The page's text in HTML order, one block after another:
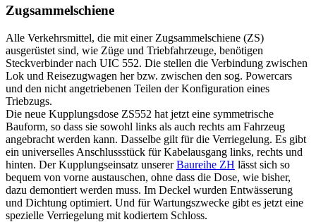
Zugsammelschiene
Alle Verkehrsmittel, die mit einer Zugsammelschiene (ZS)
ausgerüstet sind, wie Züge und Triebfahrzeuge, benötigen
Steckverbinder nach UIC 552. Die stellen die Verbindung zwischen
Lok und Reisezugwagen her bzw. zwischen den sog. Powercars
und den nicht angetriebenen Teilen der Konfiguration eines
Triebzugs.
Die neue Kupplungsdose ZS552 hat jetzt eine symmetrische
Bauform, so dass sie sowohl links als auch rechts am Fahrzeug
angebracht werden kann. Dasselbe gilt für die Verriegelung. Es gibt
ein universelles Anschlussstück für Kabelausgang links, rechts und
hinten. Der Kupplungseinsatz unsererBaureihe ZH lässt sich so
bequem von vorne austauschen, ohne dass die Dose, wie bisher,
dazu demontiert werden muss. Im Deckel wurden Entwässerung
und Dichtung optimiert. Und für Wartungszwecke gibt es jetzt eine
spezielle Verriegelung mit kodiertem Schloss.